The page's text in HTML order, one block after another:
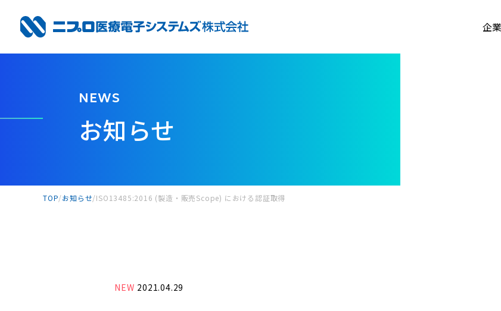
企
NEWS
お知らせ
TOP お知らせ ISO13485:2016 (製造・販売Scope) における認証取得
NEW 2021.04.29